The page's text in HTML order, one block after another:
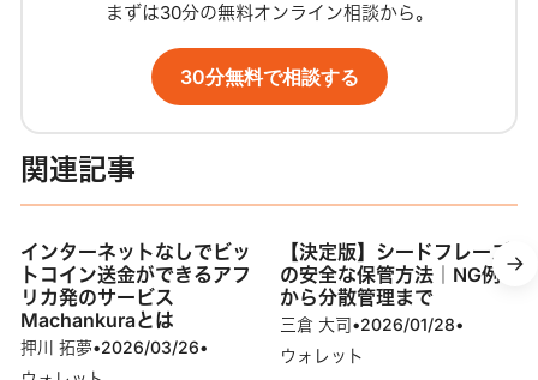
まずは30分の無料オンライン相談から。
30分無料で相談する
関連記事
インターネットなしでビッ
トコイン送金ができるアフ
リカ発のサービス
Machankuraとは
押川 拓夢•2026/03/26•
【決定版】シードフレーズ
の安全な保管方法｜NG例
から分散管理まで
三倉 大司•2026/01/28•
ウォレット